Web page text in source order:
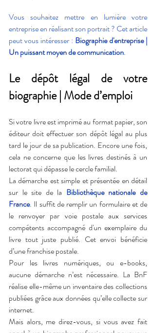
Vous souhaitez mettre en lumière votre
entreprise en réalisant son portrait ? Cet article
peut vous intéresser : Biographie d'entreprise |
Un puissant moyen de communication.
Le dépôt légal de votre
biographie | Mode d’emploi
Si votre livre est imprimé au format papier, son
éditeur doit effectuer son dépôt légal au plus
tard le jour de sa publication. Encore une fois,
cela ne concerne que les livres destinés à un
lectorat qui dépasse le cercle familial.
La démarche est simple et présentée en détail
sur le site de la Bibliothèque nationale de
France. Il suffit de remplir un formulaire et de
le renvoyer par voie postale aux services
compétents accompagné d'un exemplaire du
livre tout juste publié. Cet envoi bénéficie
d’une franchise postale.
Pour les livres numériques, ou e-books,
aucune démarche n’est nécessaire. La BnF
réalise elle-même un inventaire des collections
publiées grâce aux données qu’elle collecte sur
internet.
Mais alors, me direz-vous, si vous avez fait